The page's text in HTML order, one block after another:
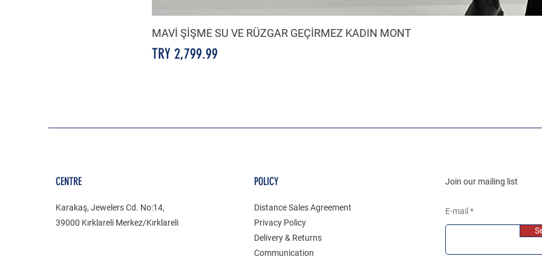
MAVİ ŞİŞME SU VE RÜZGAR GEÇİRMEZ KADIN MONT
Price
TRY 2,799.99
CENTRE
Karakaş, Jewelers Cd. No:14,
39000 Kırklareli Merkez/Kırklareli
POLICY
Distance Sales Agreement
Privacy Policy
Delivery & Returns
Communication
Join our mailing list
E-mail